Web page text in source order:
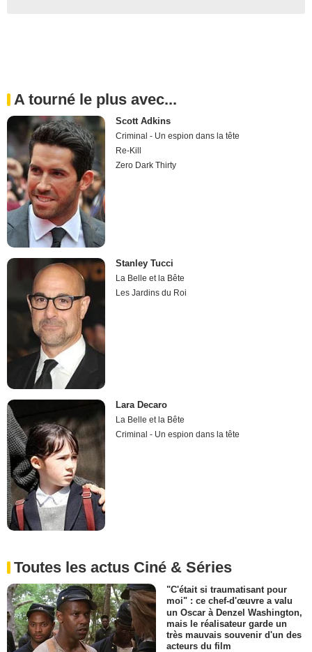
A tourné le plus avec...
Scott Adkins
Criminal - Un espion dans la tête
Re-Kill
Zero Dark Thirty
Stanley Tucci
La Belle et la Bête
Les Jardins du Roi
Lara Decaro
La Belle et la Bête
Criminal - Un espion dans la tête
Toutes les actus Ciné & Séries
"C'était si traumatisant pour
moi" : ce chef-d'œuvre a valu
un Oscar à Denzel Washington,
mais le réalisateur garde un
très mauvais souvenir d'un des
acteurs du film